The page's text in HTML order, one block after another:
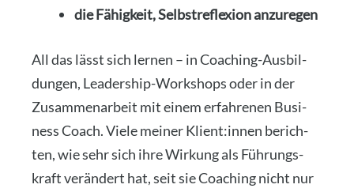
die Fähig­keit, Selbst­re­fle­xi­on anzu­re­gen
All das lässt sich ler­nen – in Coa­ching-Aus­bil­
dun­gen, Lea­der­ship-Work­shops oder in der
Zusam­men­ar­beit mit einem erfah­re­nen Busi­
ness Coach. Vie­le mei­ner Klient:innen berich­
ten, wie sehr sich ihre Wir­kung als Füh­rungs­
kraft ver­än­dert hat, seit sie Coa­ching nicht nur